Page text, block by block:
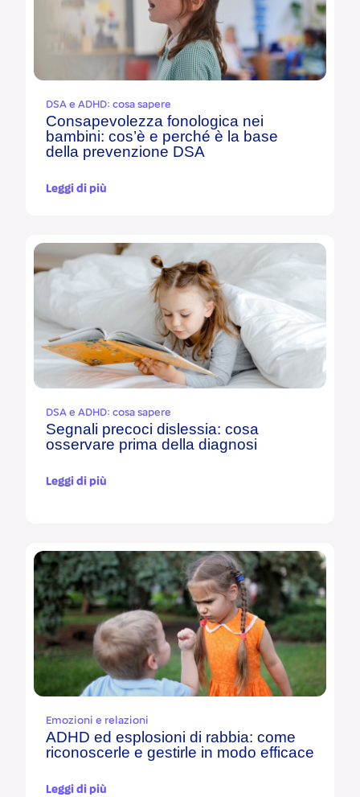
DSA e ADHD: cosa sapere
Consapevolezza fonologica nei
bambini: cos’è e perché è la base
della prevenzione DSA
Leggi di più
DSA e ADHD: cosa sapere
Segnali precoci dislessia: cosa
osservare prima della diagnosi
Leggi di più
Emozioni e relazioni
ADHD ed esplosioni di rabbia: come
riconoscerle e gestirle in modo efficace
Leggi di più